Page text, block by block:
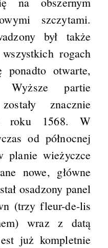
szczytami.
był także
rogach
ponadto otwarte,
Wyższe partie
znacznie
roku 1568. W
od północnej
planie wieżyczce
nowe, główne
osadzony panel
(trzy fleur-de-lis
wraz z datą
już kompletnie